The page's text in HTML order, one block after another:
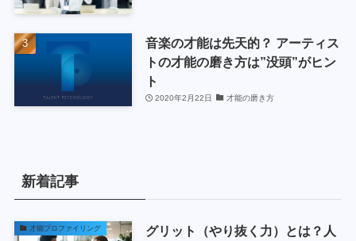
音楽の才能は先天的？ アーティス
トの才能の磨き方は”没頭”がヒン
ト
2020年2月22日 才能の磨き方
新着記事
才能プロファイリング
グリット（やり抜く力）とは？人